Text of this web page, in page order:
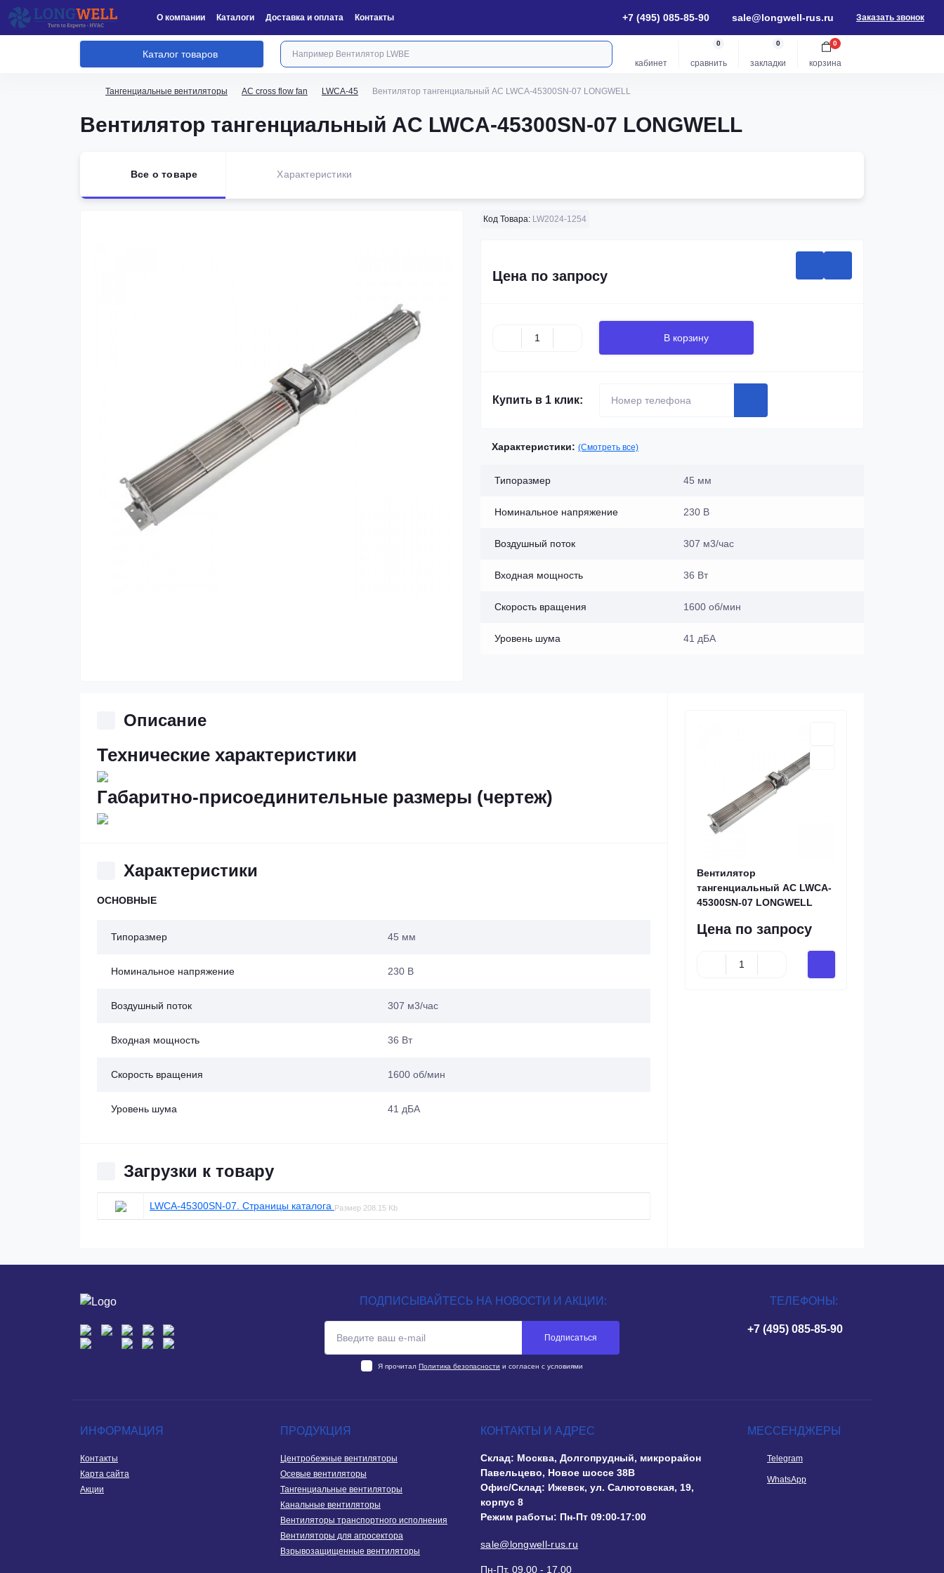
О компании Каталоги Доставка и оплата Контакты +7 (495) 085-85-90 sale@longwell-rus.ru Заказать звонок
Каталог товаров
кабинет сравнить
0
закладки
0
корзина
0
Тангенциальные вентиляторы AC cross flow fan LWCA-45 Вентилятор тангенциальный AC LWCA-45300SN-07 LONGWELL
Вентилятор тангенциальный AC LWCA-45300SN-07 LONGWELL
Все о товаре Характеристики
Код Товара: LW2024-1254
Цена по запросу
В корзину
Купить в 1 клик:
Характеристики: (Смотреть все)
Типоразмер 45 мм
Номинальное напряжение 230 В
Воздушный поток 307 м3/час
Входная мощность 36 Вт
Скорость вращения 1600 об/мин
Уровень шума 41 дБА
Описание
Технические характеристики
Габаритно-присоединительные размеры (чертеж)
Характеристики
ОСНОВНЫЕ
Типоразмер 45 мм
Номинальное напряжение 230 В
Воздушный поток 307 м3/час
Входная мощность 36 Вт
Скорость вращения 1600 об/мин
Уровень шума 41 дБА
Загрузки к товару
LWCA-45300SN-07. Страницы каталога Размер 208.15 Kb
Вентилятор
тангенциальный AC LWCA-
45300SN-07 LONGWELL
Цена по запросу
ТЕЛЕФОНЫ:
+7 (495) 085-85-90
ПОДПИСЫВАЙТЕСЬ НА НОВОСТИ И АКЦИИ:
Подписаться
Я прочитал Политика безопасности и согласен с условиями
ИНФОРМАЦИЯ
Контакты
Карта сайта
Акции
ПРОДУКЦИЯ
Центробежные вентиляторы
Осевые вентиляторы
Тангенциальные вентиляторы
Канальные вентиляторы
Вентиляторы транспортного исполнения
Вентиляторы для агросектора
Взрывозащищенные вентиляторы
КОНТАКТЫ И АДРЕС
Склад: Москва, Долгопрудный, микрорайон
Павельцево, Новое шоссе 38В
Офис/Склад: Ижевск, ул. Салютовская, 19,
корпус 8
Режим работы: Пн-Пт 09:00-17:00
sale@longwell-rus.ru
Пн-Пт, 09.00 - 17.00
МЕССЕНДЖЕРЫ
Telegram
WhatsApp